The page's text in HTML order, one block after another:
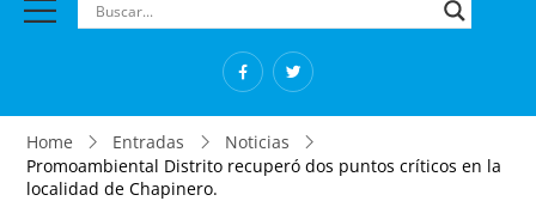
Home Entradas
Noticias
Promoambiental Distrito recuperó dos puntos críticos en la
localidad de Chapinero.